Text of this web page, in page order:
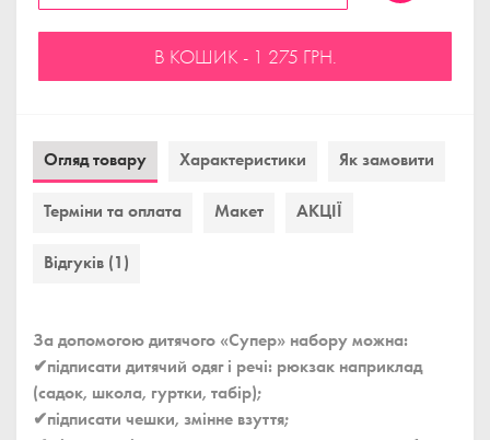
В КОШИК - 1 275 ГРН.
Огляд товару Характеристики Як замовити
Терміни та оплата Макет АКЦІЇ
Відгуків (1)
За допомогою дитячого «Супер» набору можна:
✔підписати дитячий одяг і речі: рюкзак наприклад
(садок, школа, гуртки, табір);
✔підписати чешки, змінне взуття;